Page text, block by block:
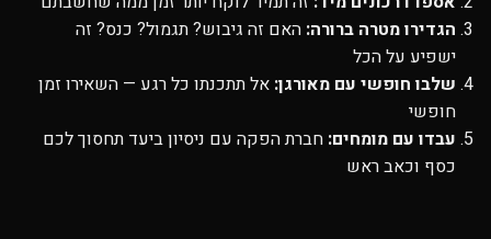
הגדירו מטרה ברורה: האם זה גיבוש? תגמול? כנס? זה
ישפיע על הכל
שלבו חופשי עם מאורגן: אל תתכנתו כל רגע — השאירו זמן
חופשי
עבדו עם מומחים: חברת הפקה עם ניסיון ביעד תחסוך לכם
כסף וכאב ראש